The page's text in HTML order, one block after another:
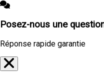
Posez-nous une
Réponse rapide garantie